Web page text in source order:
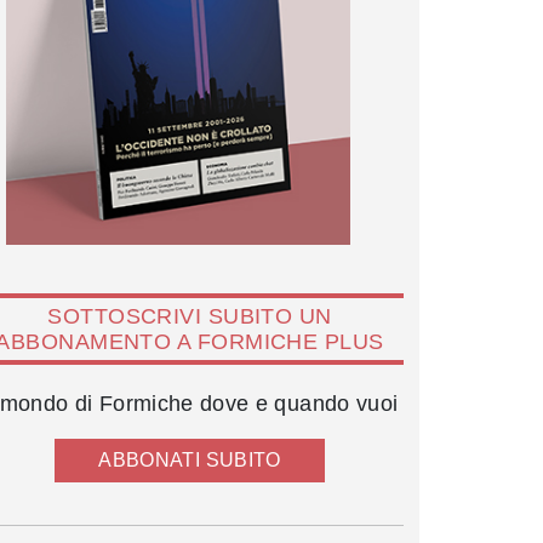
SOTTOSCRIVI SUBITO UN
A FORMICHE PLUS
di Formiche dove e quando vuoi
ABBONATI SUBITO